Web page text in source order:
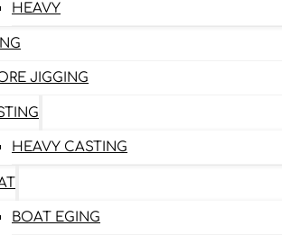
HEAVY
JIGGING
HEAVY CASTING
BOAT EGING